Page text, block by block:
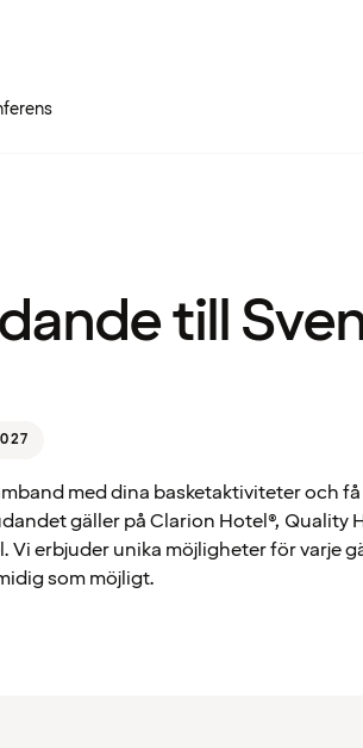
till
med dina basketaktiviteter och få
gäller på Clarion Hotel®, Quality
erbjuder unika möjligheter för varje
som möjligt.